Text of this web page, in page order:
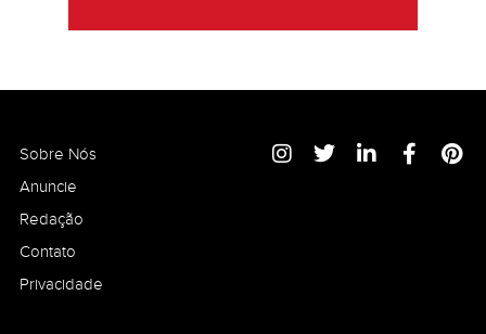
Sobre Nós
Anuncie
Redação
Contato
Privacidade